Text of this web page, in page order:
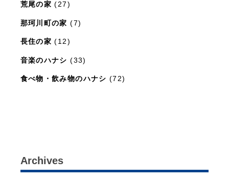
荒尾の家 (27)
那珂川町の家 (7)
長住の家 (12)
音楽のハナシ (33)
食べ物・飲み物のハナシ (72)
Archives